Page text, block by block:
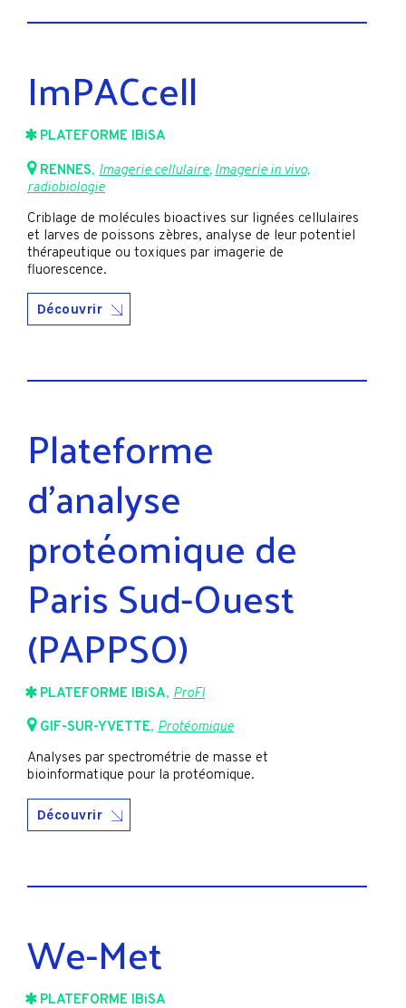
ImPACcell
PLATEFORME IBiSA
RENNES, Imagerie cellulaire, Imagerie in vivo,
radiobiologie
Criblage de molécules bioactives sur lignées cellulaires
et larves de poissons zèbres, analyse de leur potentiel
thérapeutique ou toxiques par imagerie de
fluorescence.
Découvrir
Plateforme
d’analyse
protéomique de
Paris Sud-Ouest
(PAPPSO)
PLATEFORME IBiSA, ProFI
GIF-SUR-YVETTE, Protéomique
Analyses par spectrométrie de masse et
bioinformatique pour la protéomique.
Découvrir
We-Met
PLATEFORME IBiSA